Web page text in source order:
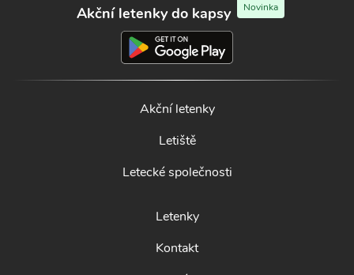
Akční letenky do kapsy Novinka
Akční letenky
Letiště
Letecké společnosti
Letenky
Kontakt